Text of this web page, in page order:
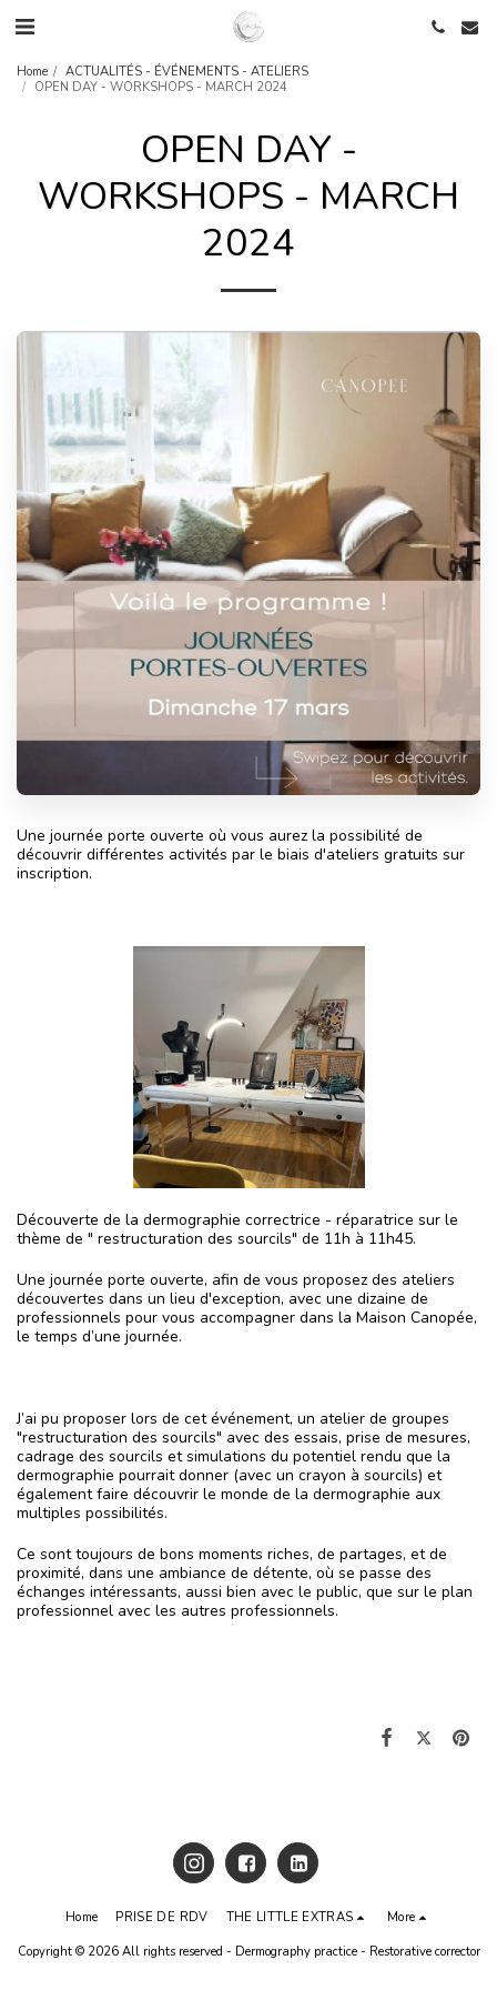
Home
ACTUALITÉS - ÉVÉNEMENTS - ATELIERS
OPEN DAY - WORKSHOPS - MARCH 2024
OPEN DAY -
WORKSHOPS - MARCH
2024
Une journée porte ouverte où vous aurez la possibilité de
découvrir différentes activités par le biais d'ateliers gratuits sur
inscription.
Découverte de la dermographie correctrice - réparatrice sur le
thème de " restructuration des sourcils" de 11h à 11h45.
Une journée porte ouverte, afin de vous proposez des ateliers
découvertes dans un lieu d'exception, avec une dizaine de
professionnels pour vous accompagner dans la Maison Canopée,
le temps d’une journée.
J’ai pu proposer lors de cet événement, un atelier de groupes
"restructuration des sourcils" avec des essais, prise de mesures,
cadrage des sourcils et simulations du potentiel rendu que la
dermographie pourrait donner (avec un crayon à sourcils) et
également faire découvrir le monde de la dermographie aux
multiples possibilités.
Ce sont toujours de bons moments riches, de partages, et de
proximité, dans une ambiance de détente, où se passe des
échanges intéressants, aussi bien avec le public, que sur le plan
professionnel avec les autres professionnels.
Home PRISE DE RDV THE LITTLE EXTRAS More
Copyright © 2026 All rights reserved - Dermography practice - Restorative corrector